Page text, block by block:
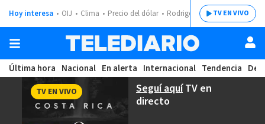
Hoy interesa OIJ Clima Precio del dólar Rodrigo ChavesTV EN VIVO
Última hora Nacional En alerta Internacional Tendencia
Seguí aquíTV en
directo
TV EN VIVO